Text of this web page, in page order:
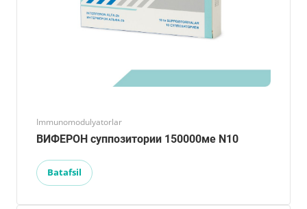
Immunomodulyatorlar
ВИФЕРОН суппозитории 150000ме N10
Batafsil